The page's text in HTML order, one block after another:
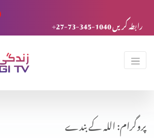
+27-73-345-1040 رابطہ کریں
پروگرام: اللہ کے بندے